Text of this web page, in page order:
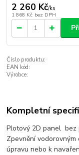
2 260 Kč/ks
1 868 Kč bez DPH
Číslo produktu:
EAN kód:
Výrobce:
Kompletní
Plotový 2D panel bez
Zpevnění
úpravu nebo k